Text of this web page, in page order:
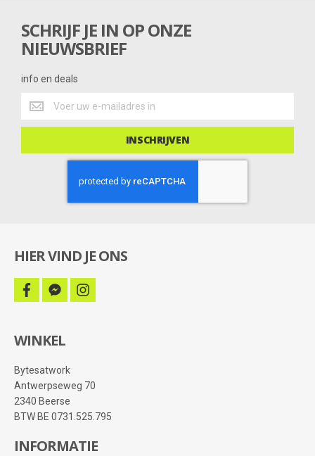
SCHRIJF JE IN OP ONZE
NIEUWSBRIEF
info en deals
info
en
deals
INSCHRIJVEN
HIER VIND JE ONS
facebook
facebook-
messenger
instagram
WINKEL
Bytesatwork
Antwerpseweg 70
2340 Beerse
BTW BE 0731.525.795
INFORMATIE